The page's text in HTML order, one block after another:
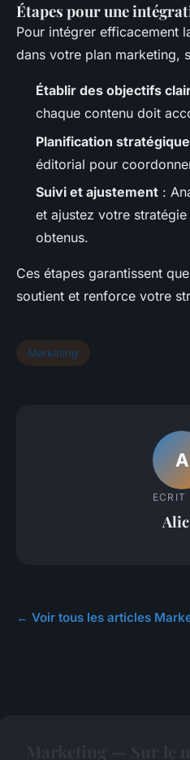
Étapes pour une
Pour intégrer efficacement
dans votre plan marketing,
Établir des objectifs
chaque contenu doit
Planification stratégique
éditorial pour
Suivi et ajustement :
et ajustez votre
obtenus.
Ces étapes garantissent
soutient et renforce votre
Marketing
A
ECRIT
← Voir tous les articles